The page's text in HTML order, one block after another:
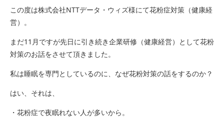
この度は株式会社NTTデータ・ウィズ様にて花粉症対策（健康経
営）。
まだ11月ですが先日に引き続き企業研修（健康経営）として花粉
対策のお話をさせて頂きました。
私は睡眠を専門としているのに、なぜ花粉対策の話をするのか？
はい、それは、
・花粉症で夜眠れない人が多いから。